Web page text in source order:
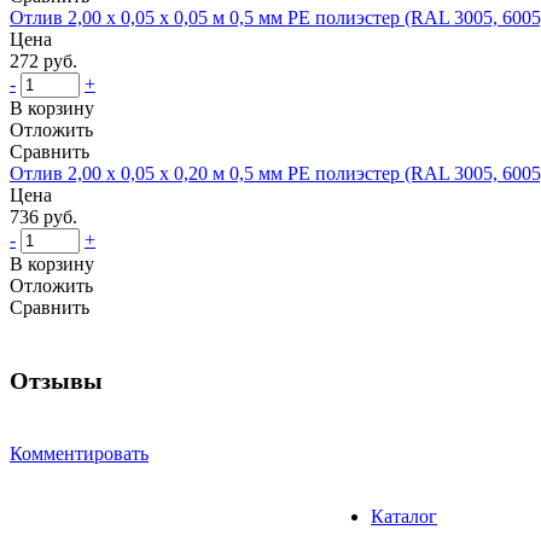
Отлив 2,00 x 0,05 х 0,05 м 0,5 мм PE полиэстер (RAL 3005,
Цена
272 руб.
-
+
В корзину
Отложить
Сравнить
Отлив 2,00 x 0,05 х 0,20 м 0,5 мм PE полиэстер (RAL 3005,
Цена
736 руб.
-
+
В корзину
Отложить
Сравнить
Отзывы
Комментировать
Каталог